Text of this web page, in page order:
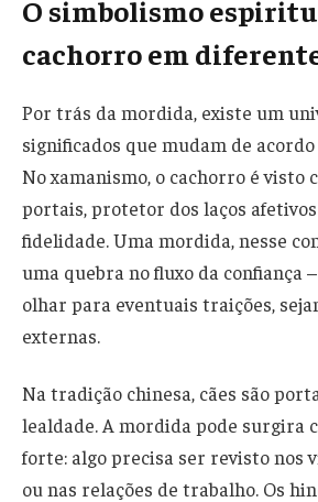
O simbolismo
cachorro em
Por trás da mordida, existe um
significados que mudam de
No xamanismo, o cachorro é visto
portais, protetor dos laços
fidelidade. Uma mordida, nesse
uma quebra no fluxo da confiança
olhar para eventuais traições,
externas.
Na tradição chinesa, cães são
lealdade. A mordida pode surgira
forte: algo precisa ser revisto nos
ou nas relações de trabalho. Os